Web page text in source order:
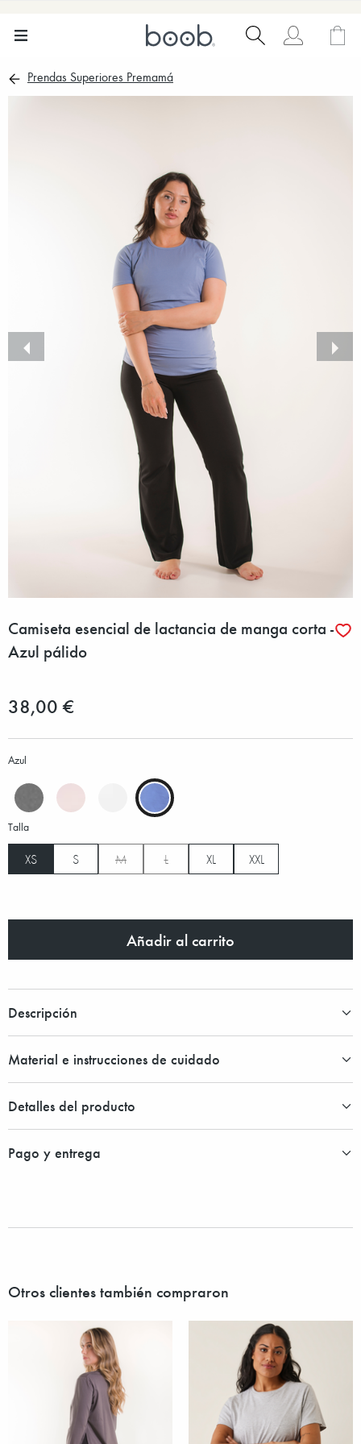
Prendas Superiores Premamá
Camiseta esencial de lactancia de manga corta -
Azul pálido
38,00 €
Azul
Talla
XS S M L XL XXL
Añadir al carrito
Descripción
Material e instrucciones de cuidado
Detalles del producto
Pago y entrega
Otros clientes también compraron